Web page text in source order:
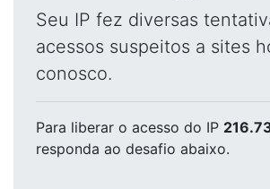
Seu IP fez diversas
acessos suspeitos a sites
conosco.
Para liberar o acesso do IP
responda ao desafio abaixo.